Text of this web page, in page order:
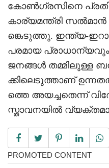
കോൺഗ്രസിനെ
കാര്യമന്ത്രി
ങ്കെടുത്തു. ഇന്ത്യ-
പരമായ
ജനങ്ങൾ തമ്മിലുള്ള
ക്കിലെടുത്താണ്
ത്തെ അയച്ചതെന്ന്
സ്താവനയിൽ